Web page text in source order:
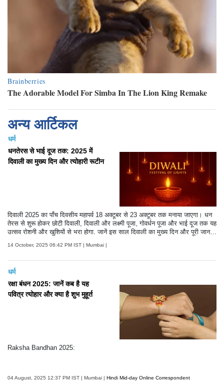
अन्य आर्टिकल
धर्म
धनतेरस से भाई दूज तक: 2025 में
दिवाली का मुख्य दिन और त्योहारी रूटीन
दिवाली 2025 का पाँच दिवसीय महापर्व 18 अक्टूबर से 23 अक्टूबर तक मनाया जाएगा। धन
तेरस से शुरू होकर छोटी दिवाली, दिवाली और लक्ष्मी पूजा, गोवर्धन पूजा और भाई दूज तक यह
उत्सव रोशनी और खुशियों से भरा होगा. जानें इस साल दिवाली का मुख्य दिन और पूरी जान
14 October, 2025 06:42 PM IST | Mumbai |
धर्म
रक्षा बंधन 2025: जानें कब है यह
पवित्र त्योहार और क्या है शुभ मुहूर्त
Raksha Bandhan 2025:
04 August, 2025 12:37 PM IST | Mumbai | Hindi Mid-day Online Correspondent